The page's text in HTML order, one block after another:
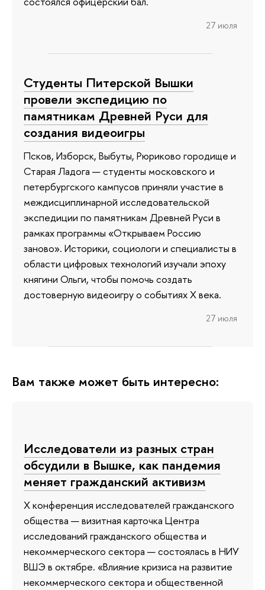
27 июля
Студенты Питерской Вышки
провели экспедицию по
памятникам Древней Руси для
создания видеоигры
Псков, Изборск, Выбуты, Рюриково городище и
Старая Ладога — студенты московского и
петербургского кампусов приняли участие в
междисциплинарной исследовательской
экспедиции по памятникам Древней Руси в
рамках программы «Открываем Россию
заново». Историки, социологи и специалисты в
области цифровых технологий изучали эпоху
княгини Ольги, чтобы помочь создать
достоверную видеоигру о событиях X века.
27 июля
Вам также может быть интересно:
Исследователи из разных стран
обсудили в Вышке, как пандемия
меняет гражданский активизм
X конференция исследователей гражданского
общества — визитная карточка Центра
исследований гражданского общества и
некоммерческого сектора — состоялась в НИУ
ВШЭ в октябре. «Влияние кризиса на развитие
некоммерческого сектора и общественной